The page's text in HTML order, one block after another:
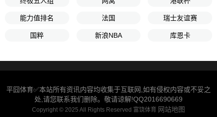
能力值排名 法国 瑞士友谊赛
国粹 新浪NBA 库恩卡
平囧体育✅本站所有资讯内容均收集于互联网,如有侵权内容或不妥之
处,请您联系我们删除。敬请谅解!QQ2016690669
Copyright © 2025 All Rights Reserved 富饶体育 网站地图